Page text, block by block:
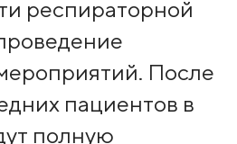
респираторной
После
пациентов в
полную